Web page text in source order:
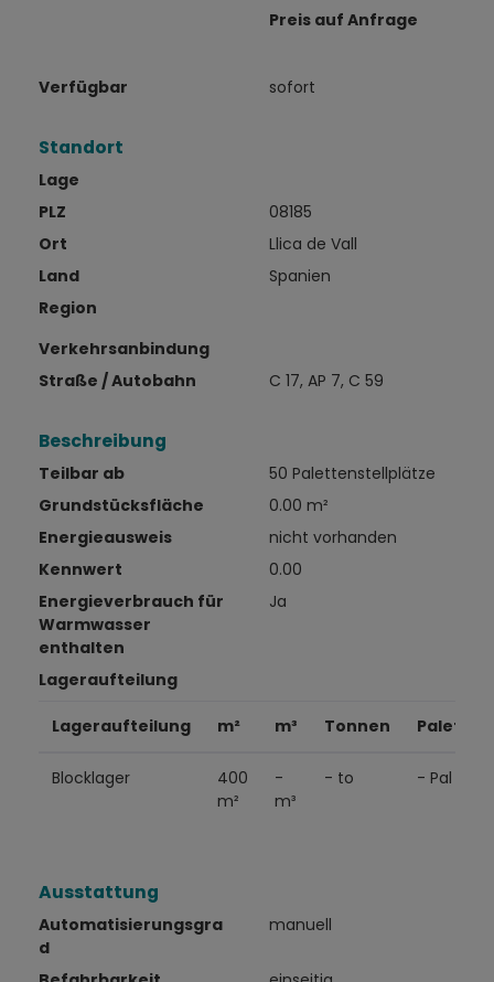
Preis auf Anfrage
Verfügbar sofort
Standort
Lage
PLZ
08185
Ort
Llica de Vall
Land
Spanien
Region
Verkehrsanbindung
Straße / Autobahn
C 17, AP 7, C 59
Beschreibung
Teilbar ab
50 Palettenstellplätze
Grundstücksfläche
0.00 m²
Energieausweis
nicht vorhanden
Kennwert
0.00
Energieverbrauch für
Warmwasser
enthalten
Ja
Lageraufteilung
Lageraufteilung m² m³ Tonnen Paletten
Blocklager
400
m²
-
m³
- to - Pal
Ausstattung
Automatisierungsgra
d
manuell